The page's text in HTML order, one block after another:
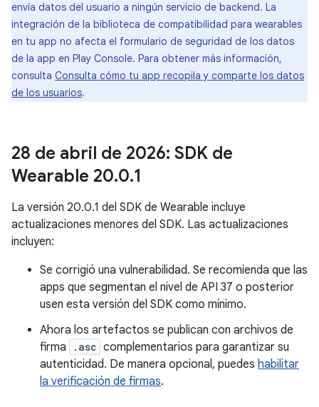
envía datos del usuario a ningún servicio de backend. La
integración de la biblioteca de compatibilidad para wearables
en tu app no afecta el formulario de seguridad de los datos
de la app en Play Console. Para obtener más información,
consulta Consulta cómo tu app recopila y comparte los datos
de los usuarios.
28 de abril de 2026: SDK de
Wearable 20.0.1
La versión 20.0.1 del SDK de Wearable incluye
actualizaciones menores del SDK. Las actualizaciones
incluyen:
Se corrigió una vulnerabilidad. Se recomienda que las
apps que segmentan el nivel de API 37 o posterior
usen esta versión del SDK como mínimo.
Ahora los artefactos se publican con archivos de
firma
.asc complementarios para garantizar su
autenticidad. De manera opcional, puedes habilitar
la verificación de firmas.